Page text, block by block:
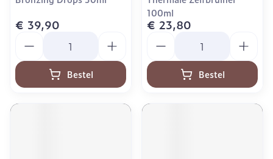
€ 39,90
Bestel
100ml
€ 23,80
Bestel